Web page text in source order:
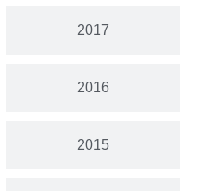
2017
2016
2015